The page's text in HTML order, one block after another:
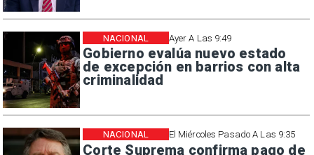
Ayer A Las 9:49
Gobierno evalúa nuevo estado
de excepción en barrios con alta
criminalidad
NACIONAL
El Miércoles Pasado A Las 9:35
Corte Suprema confirma pago de
NACIONAL